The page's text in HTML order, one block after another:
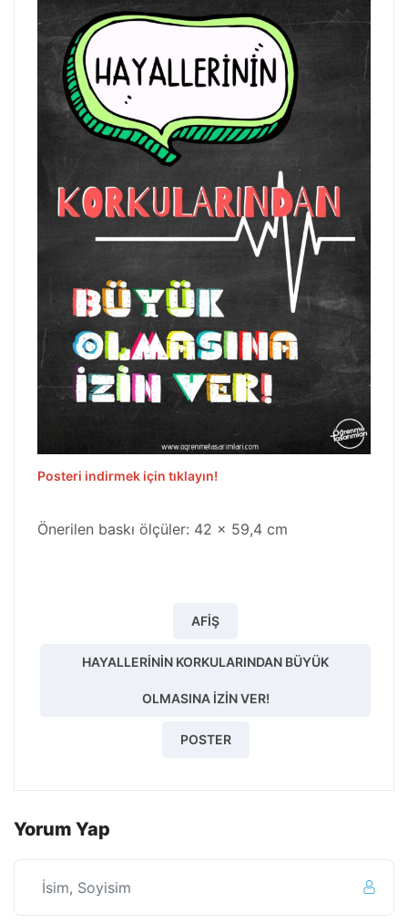
Posteri indirmek için tıklayın!
Önerilen baskı ölçüler: 42 x 59,4 cm
AFIŞ
HAYALLERININ KORKULARINDAN BÜYÜK
OLMASINA İZIN VER!
POSTER
Yorum Yap